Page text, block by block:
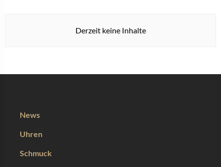
Derzeit keine Inhalte
News
Uhren
Schmuck